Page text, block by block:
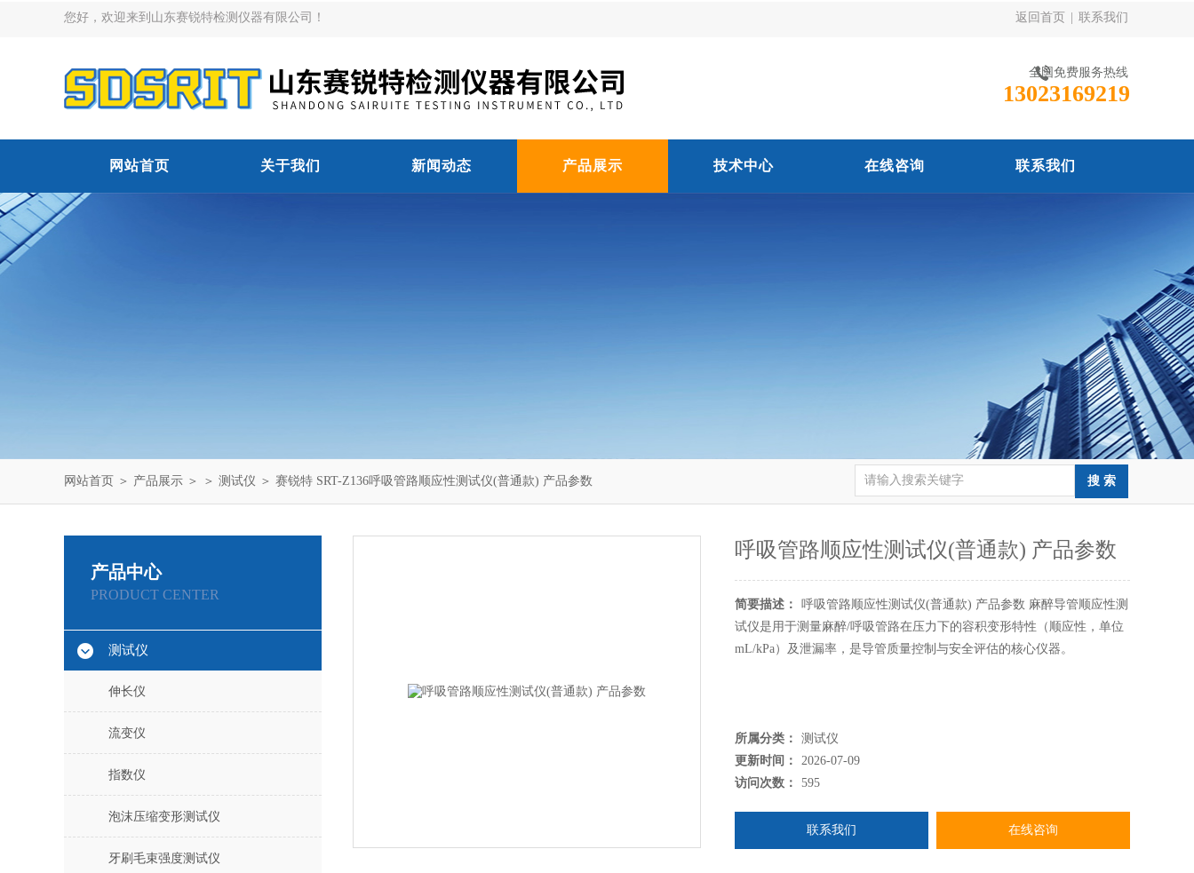
您好，欢迎来到山东赛锐特检测仪器有限公司！ 返回首页 联系我们
全国免费服务热线
13023169219
网站首页 关于我们 新闻动态 产品展示 技术中心 在线咨询 联系我们
网站首页 ＞ 产品展示 ＞ ＞ 测试仪 ＞ 赛锐特 SRT-Z136呼吸管路顺应性测试仪(普通款) 产品参数
产品中心
PRODUCT CENTER
测试仪
伸长仪
流变仪
指数仪
泡沫压缩变形测试仪
牙刷毛束强度测试仪
呼吸管路顺应性测试仪(普通款) 产品参数
简要描述：
呼吸管路顺应性测试仪(普通款) 产品参数 麻醉导管顺应性测
试仪是用于测量麻醉/呼吸管路在压力下的容积变形特性（顺应性，单位
mL/kPa）及泄漏率，是导管质量控制与安全评估的核心仪器。
所属分类：
测试仪
更新时间：
2026-07-09
访问次数：
595
联系我们 在线咨询